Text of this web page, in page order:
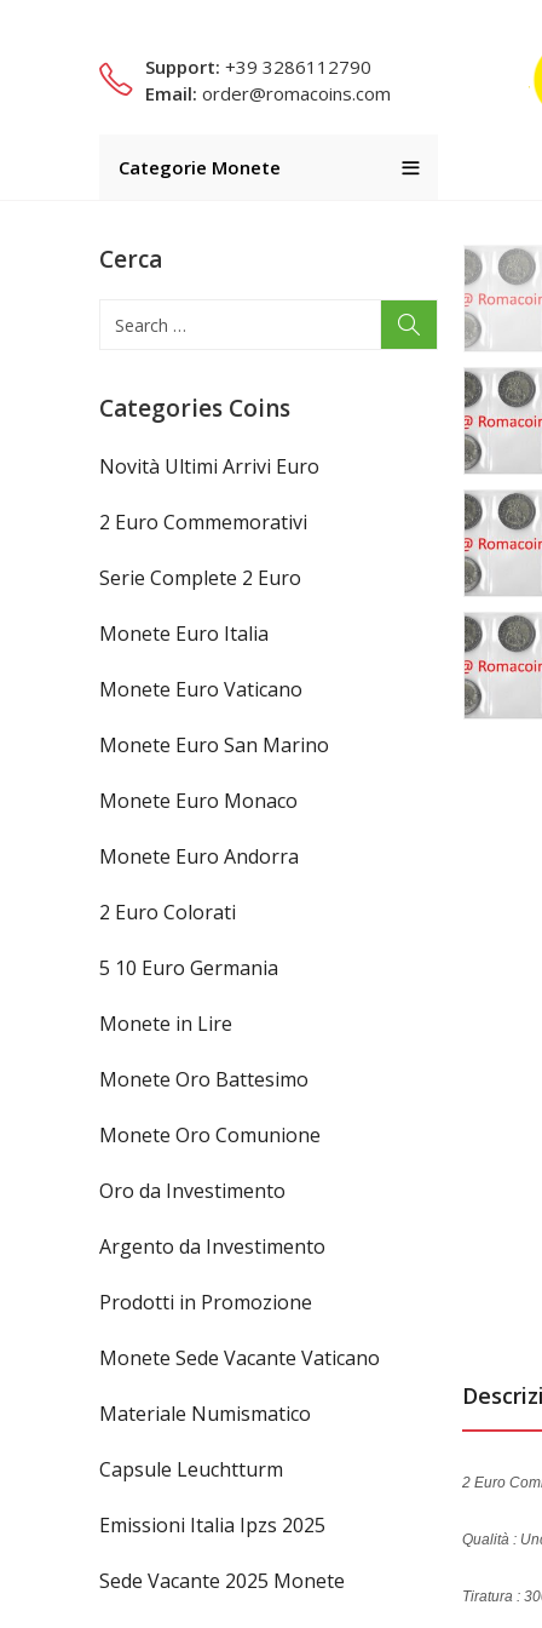
Support: +39 3286112790
Email: order@romacoins.com
Categorie Monete
2 Euro
Qualità :
Tiratura :
Cerca
Categories Coins
Novità Ultimi Arrivi Euro
2 Euro Commemorativi
Serie Complete 2 Euro
Monete Euro Italia
Monete Euro Vaticano
Monete Euro San Marino
Monete Euro Monaco
Monete Euro Andorra
2 Euro Colorati
5 10 Euro Germania
Monete in Lire
Monete Oro Battesimo
Monete Oro Comunione
Oro da Investimento
Argento da Investimento
Prodotti in Promozione
Monete Sede Vacante Vaticano
Materiale Numismatico
Capsule Leuchtturm
Emissioni Italia Ipzs 2025
Sede Vacante 2025 Monete